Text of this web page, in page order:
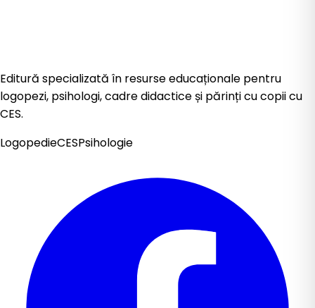
Editură specializată în resurse educaționale pentru
logopezi, psihologi, cadre didactice și părinți cu copii cu
CES.
LogopedieCESPsihologie